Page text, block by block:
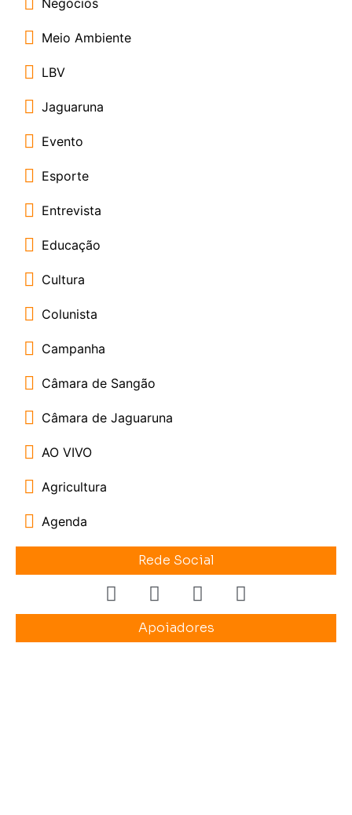
Meio Ambiente
LBV
Jaguaruna
Evento
Esporte
Entrevista
Educação
Cultura
Colunista
Campanha
Câmara de Sangão
Câmara de Jaguaruna
AO VIVO
Agricultura
Agenda
Rede Social
Apoiadores